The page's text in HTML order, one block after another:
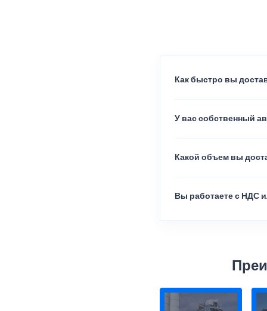
Как быстро вы
У вас собственный
Какой объем вы
Вы работаете с НДС